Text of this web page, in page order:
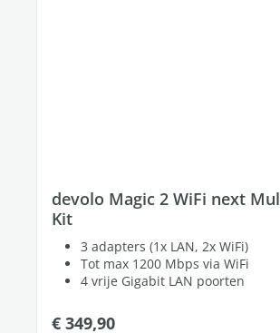
devolo Magic 2 WiFi next
Kit
3 adapters (1x LAN, 2x WiFi)
Tot max 1200 Mbps via WiFi
4 vrije Gigabit LAN poorten
Normale prijs:
€ 349,90